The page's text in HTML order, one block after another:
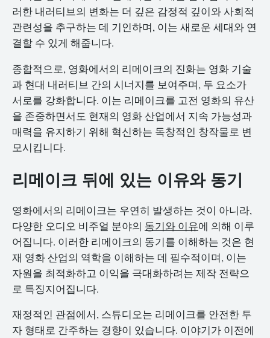
러한 내러티브의 변화는 더 깊은 감정적 깊이와 사회적
관련성을 추구하는 데 기인하며, 이는 새로운 세대와 연
결할 수 있게 해줍니다.
종합적으로, 영화에서의 리메이크의 진화는 영화 기술
과 현대 내러티브 간의 시너지를 보여주며, 두 요소가
서로를 강화합니다. 이는 리메이크를 고전 영화의 유산
을 존중하면서도 현재의 영화 산업에서 지속 가능성과
매력을 유지하기 위해 혁신하는 독창적인 창작물로 변
모시킵니다.
리메이크 뒤에 있는 이유와 동기
영화에서의 리메이크는 우연히 발생하는 것이 아니라,
다양한 오디오 비주얼 분야의 동기와 이유에 의해 이루
어집니다. 이러한 리메이크의 동기를 이해하는 것은 현
재 영화 산업의 역학을 이해하는 데 필수적이며, 이는
자원을 최적화하고 이익을 극대화하려는 제작 전략으
로 특징지어집니다.
재정적인 관점에서, 스튜디오는 리메이크를 안전한 투
자 형태로 간주하는 경향이 있습니다. 이야기가 이전에